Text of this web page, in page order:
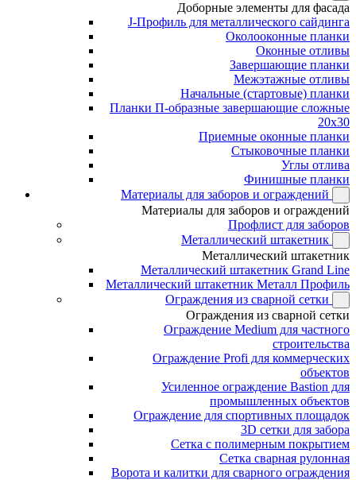
Доборные элементы для фасада
J-Профиль для металлического сайдинга
Околооконные планки
Оконные отливы
Завершающие планки
Межэтажные отливы
Начальные (стартовые) планки
Планки П-образные завершающие сложные
20x30
Приемные оконные планки
Стыковочные планки
Углы отлива
Финишные планки
Материалы для заборов и ограждений
Материалы для заборов и ограждений
Профлист для заборов
Металлический штакетник
Металлический штакетник
Металлический штакетник Grand Line
Металлический штакетник Металл Профиль
Ограждения из сварной сетки
Ограждения из сварной сетки
Ограждение Medium для частного
строительства
Ограждение Profi для коммерческих
объектов
Усиленное ограждение Bastion для
промышленных объектов
Ограждение для спортивных площадок
3D сетки для забора
Сетка с полимерным покрытием
Сетка сварная рулонная
Ворота и калитки для сварного ограждения